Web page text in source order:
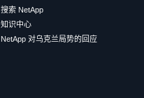
搜索 NetApp
知识中心
NetApp 对乌克兰局势的回应